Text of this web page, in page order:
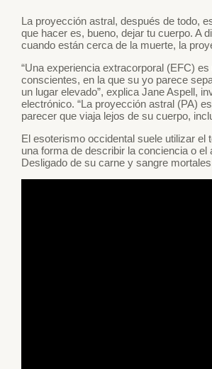
La proyección astral, después de todo,
que hacer es, bueno, dejar tu cuerpo. A
cuando están cerca de la muerte, la
“Una experiencia extracorporal (EFC)
conscientes, en la que su yo parece
un lugar elevado”, explica Jane Aspell,
electrónico. “La proyección astral (PA)
parecer que viaja lejos de su cuerpo,
El esoterismo occidental suele utilizar
una forma de describir la conciencia o
Desligado de su carne y sangre